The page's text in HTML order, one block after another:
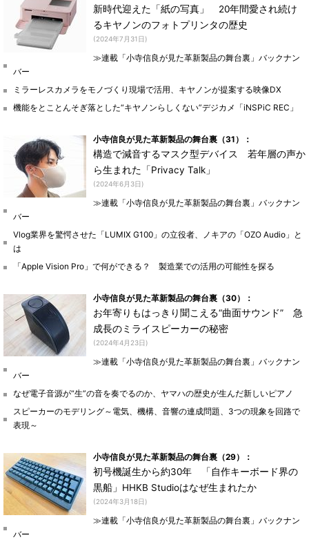
新時代迎えた「紙の写真」 20年間愛され続け
るキヤノンのフォトプリンタの歴史
(2024年7月31日)
≫連載「小寺信良が見た革新製品の舞台裏」バックナン
バー
ミラーレスカメラをモノづくり現場で活用、キヤノンが提案する映像DX
機能をとことんそぎ落とした“キヤノンらしくない”デジカメ「iNSPiC REC」
小寺信良が見た革新製品の舞台裏（31）：
構造で減音するマスク型デバイス 若年層の声か
ら生まれた「Privacy Talk」
(2024年6月3日)
≫連載「小寺信良が見た革新製品の舞台裏」バックナン
バー
Vlog業界を驚愕させた「LUMIX G100」の立役者、ノキアの「OZO Audio」と
は
「Apple Vision Pro」で何ができる？ 製造業での活用の可能性を探る
小寺信良が見た革新製品の舞台裏（30）：
お年寄りもはっきり聞こえる“曲面サウンド” 急
成長のミライスピーカーの秘密
(2024年4月23日)
≫連載「小寺信良が見た革新製品の舞台裏」バックナン
バー
なぜ電子音源が“生”の音を奏でるのか、ヤマハの歴史が生んだ新しいピアノ
スピーカーのモデリング～電気、機構、音響の連成問題、3つの現象を回路で
表現～
小寺信良が見た革新製品の舞台裏（29）：
初号機誕生から約30年 「自作キーボード界の
黒船」HHKB Studioはなぜ生まれたか
(2024年3月18日)
≫連載「小寺信良が見た革新製品の舞台裏」バックナン
バー